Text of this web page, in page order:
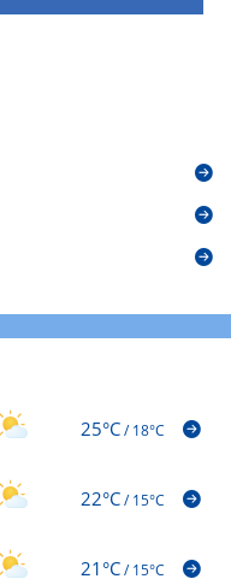
25°C/18°C
22°C/15°C
21°C/15°C